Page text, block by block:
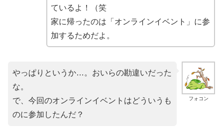
ているよ！（笑
家に帰ったのは「オンラインイベント」に参
加するためだよ。
フォコン
やっぱりというか…。おいらの勘違いだった
な。
で、今回のオンラインイベントはどういうも
のに参加したんだ？